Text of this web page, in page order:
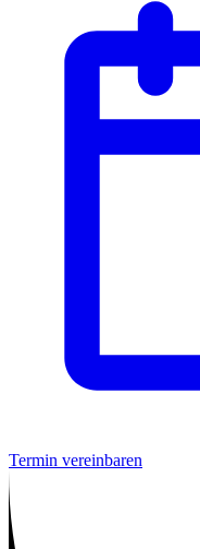
Termin vereinbaren